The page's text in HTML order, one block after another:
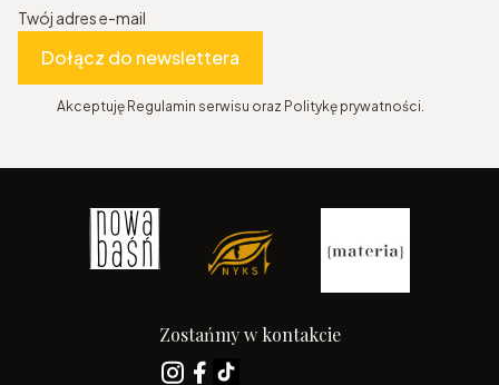
Twój adres e-mail
Dołącz do newslettera
Akceptuję Regulamin serwisu oraz Politykę prywatności.
Zostańmy w kontakcie